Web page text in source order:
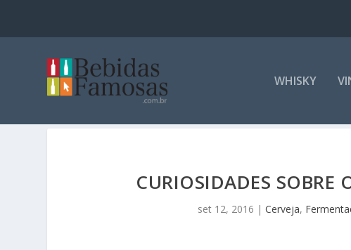
WHISKY
CURIOSIDADES
set 12, 2016 |Cerveja,